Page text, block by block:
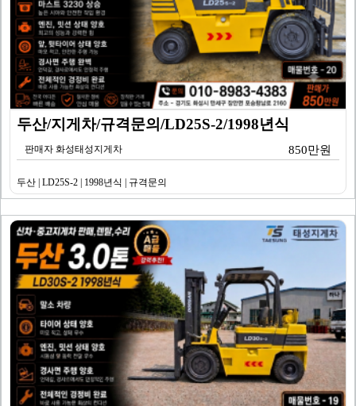
두산/지게차/규격문의/LD25S-2/1998년식
판매자 화성태성지게차 850만원
두산 | LD25S-2 | 1998년식 | 규격문의